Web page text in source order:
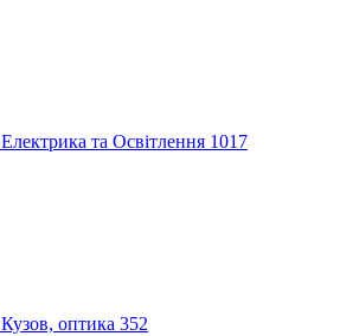
Електрика та Освітлення 1017
Кузов, оптика 352